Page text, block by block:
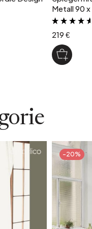
Metall 90
219 €
-20%